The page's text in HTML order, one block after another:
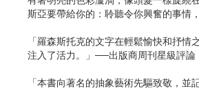
斯亞要帶給你的：聆聽令你興奮的事情
「羅森斯托克的文字在輕鬆愉快和抒
注入了活力。」──出版商周刊星級評論
「本書向著名的抽象藝術先驅致敬，